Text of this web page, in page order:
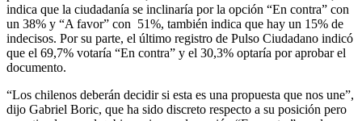
indica que la ciudadanía se inclinaría por la opción “En contra” con
un 38% y “A favor” con 51%, también indica que hay un 15% de
indecisos. Por su parte, el último registro de Pulso Ciudadano indicó
que el 69,7% votaría “En contra” y el 30,3% optaría por aprobar el
documento.
“Los chilenos deberán decidir si esta es una propuesta que nos une”,
dijo Gabriel Boric, que ha sido discreto respecto a su posición pero